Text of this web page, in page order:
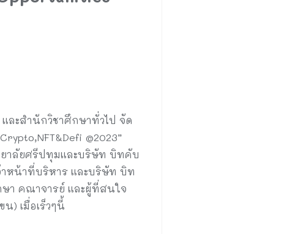
ะสำนักวิชาศึกษาทั่วไป จัด
@2023”
ยาลัยศรีปทุมและบริษัท บิทคับ
หน้าที่บริหาร และบริษัท บิท
า คณาจารย์ และผู้ที่สนใจ
) เมื่อเร็วๆนี้